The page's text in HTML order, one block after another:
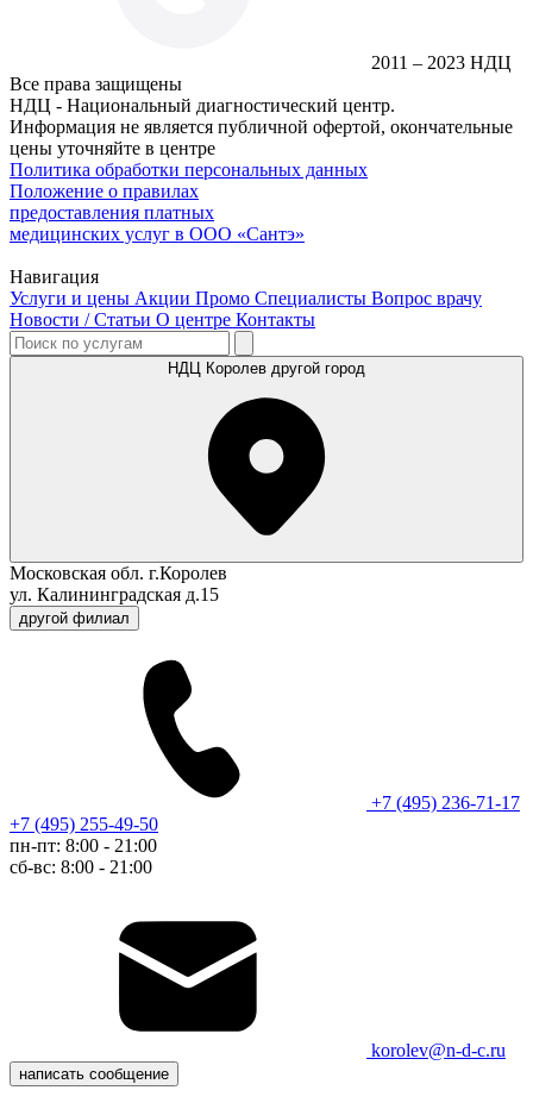
2011 – 2023 НДЦ
Все права защищены
НДЦ - Национальный диагностический центр.
Информация не является публичной офертой, окончательные
цены уточняйте в центре
Политика обработки персональных данных
Положение о правилах
предоставления платных
медицинских услуг в ООО «Сантэ»
Навигация
Услуги и цены Акции Промо Специалисты Вопрос врачу
Новости / Статьи О центре Контакты
НДЦ Королев другой город
Московская обл. г.Королев
ул. Калининградская д.15
другой филиал
+7 (495) 236-71-17
+7 (495) 255-49-50
пн-пт: 8:00 - 21:00
сб-вс: 8:00 - 21:00
korolev@n-d-c.ru
написать сообщение